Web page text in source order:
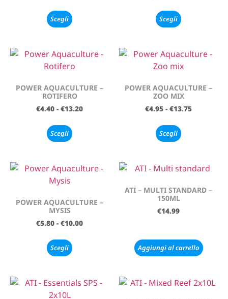
Scegli Scegli
POWER AQUACULTURE –
ROTIFERO
€4.40 - €13.20
Scegli
POWER AQUACULTURE –
ZOO MIX
€4.95 - €13.75
Scegli
POWER AQUACULTURE –
MYSIS
€5.80 - €10.00
Scegli
ATI – MULTI STANDARD –
150ML
€14.99
Aggiungi al carrello